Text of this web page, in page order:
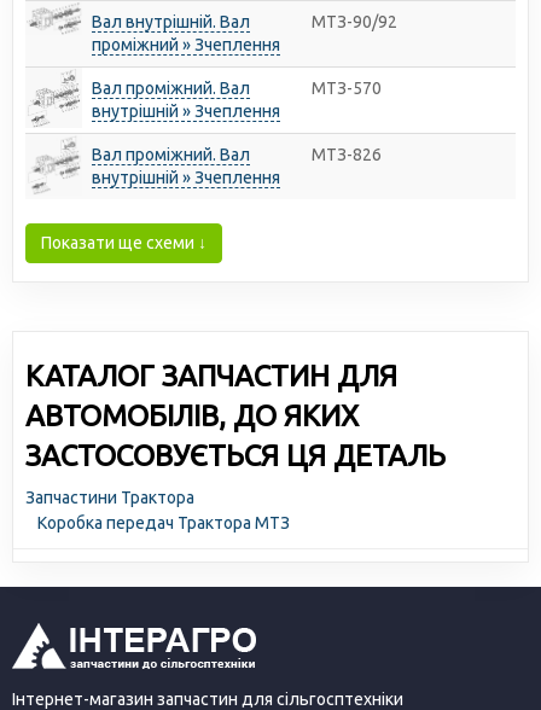
Вал внутрішній. Вал
проміжний » Зчеплення
МТЗ-90/92
Вал проміжний. Вал
внутрішній » Зчеплення
МТЗ-570
Вал проміжний. Вал
внутрішній » Зчеплення
МТЗ-826
Показати ще схеми ↓
КАТАЛОГ ЗАПЧАСТИН ДЛЯ
АВТОМОБІЛІВ, ДО ЯКИХ
ЗАСТОСОВУЄТЬСЯ ЦЯ ДЕТАЛЬ
Запчастини Трактора
Коробка передач Трактора МТЗ
Інтернет-магазин запчастин для сільгосптехніки